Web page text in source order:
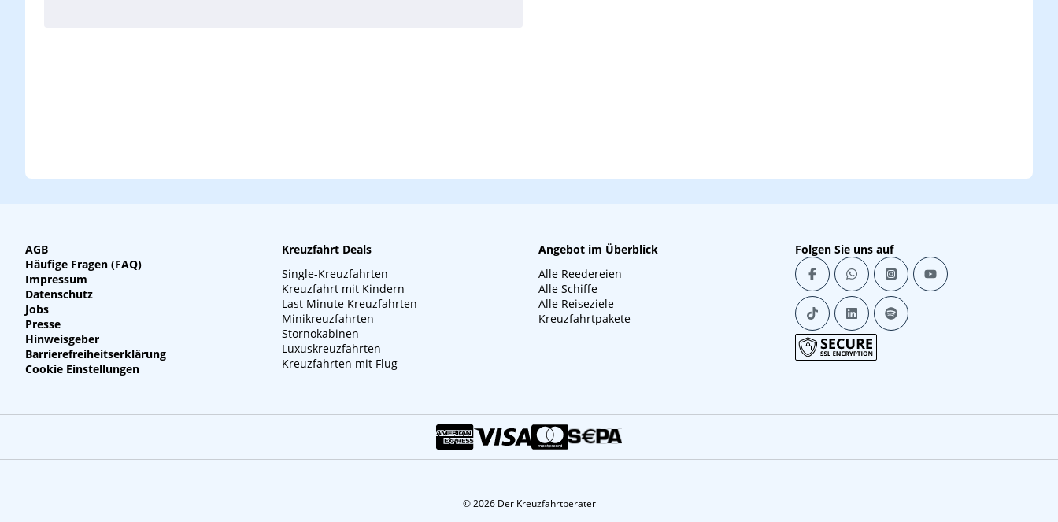
AGB
Häufige Fragen (FAQ)
Impressum
Datenschutz
Jobs
Presse
Hinweisgeber
Barrierefreiheitserklärung
Cookie Einstellungen
Kreuzfahrt Deals
Single-Kreuzfahrten
Kreuzfahrt mit Kindern
Last Minute Kreuzfahrten
Minikreuzfahrten
Stornokabinen
Luxuskreuzfahrten
Kreuzfahrten mit Flug
Angebot im Überblick
Alle Reedereien
Alle Schiffe
Alle Reiseziele
Kreuzfahrtpakete
Folgen Sie uns auf
© 2026 Der Kreuzfahrtberater